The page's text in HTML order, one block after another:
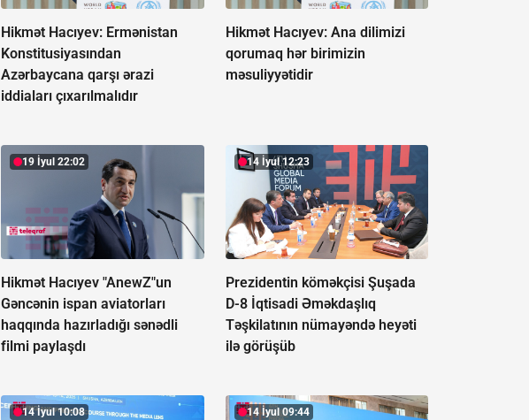
Hikmət Hacıyev: Ermənistan
Konstitusiyasından
Azərbaycana qarşı ərazi
iddiaları çıxarılmalıdır
Hikmət Hacıyev: Ana dilimizi
qorumaq hər birimizin
məsuliyyətidir
19 İyul 22:02
Hikmət Hacıyev "AnewZ"un
Gəncənin ispan aviatorları
haqqında hazırladığı sənədli
filmi paylaşdı
14 İyul 12:23
Prezidentin köməkçisi Şuşada
D-8 İqtisadi Əməkdaşlıq
Təşkilatının nümayəndə heyəti
ilə görüşüb
14 İyul 10:08 14 İyul 09:44